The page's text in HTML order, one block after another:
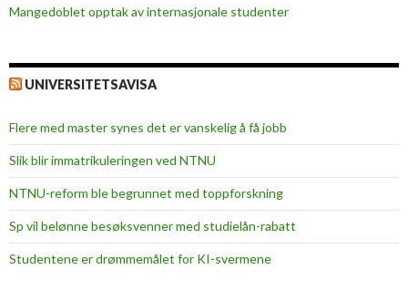
Mangedoblet opptak av internasjonale studenter
UNIVERSITETSAVISA
Flere med master synes det er vanskelig å få jobb
Slik blir immatrikuleringen ved NTNU
NTNU-reform ble begrunnet med toppforskning
Sp vil belønne besøksvenner med studielån-rabatt
Studentene er drømmemålet for KI-svermene